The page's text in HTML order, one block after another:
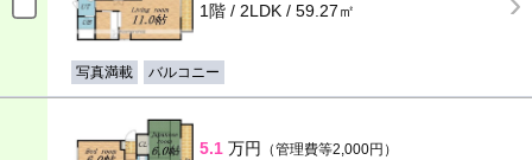
1階 / 2LDK / 59.27㎡
写真満載 バルコニー
5.1 万円 （管理費等2,000円）